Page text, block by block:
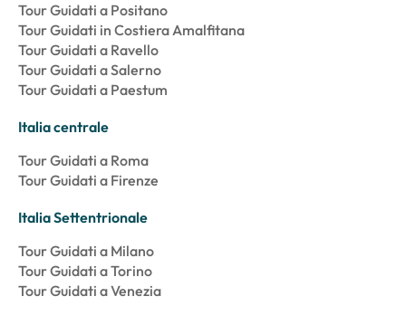
Tour Guidati a Positano
Tour Guidati in Costiera Amalfitana
Tour Guidati a Ravello
Tour Guidati a Salerno
Tour Guidati a Paestum
Italia centrale
Tour Guidati a Roma
Tour Guidati a Firenze
Italia Settentrionale
Tour Guidati a Milano
Tour Guidati a Torino
Tour Guidati a Venezia